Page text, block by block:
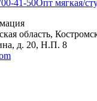
41-50Опт мягкая/
область,
д. 20, Н.П. 8